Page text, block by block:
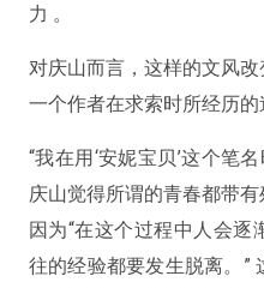
力 。
对庆山而言，这样的文风
一个作者在求索时所经历的
“我在用‘安妮宝贝’这个笔
庆山觉得所谓的青春都带
因为“在这个过程中人会逐
往的经验都要发生脱离。”